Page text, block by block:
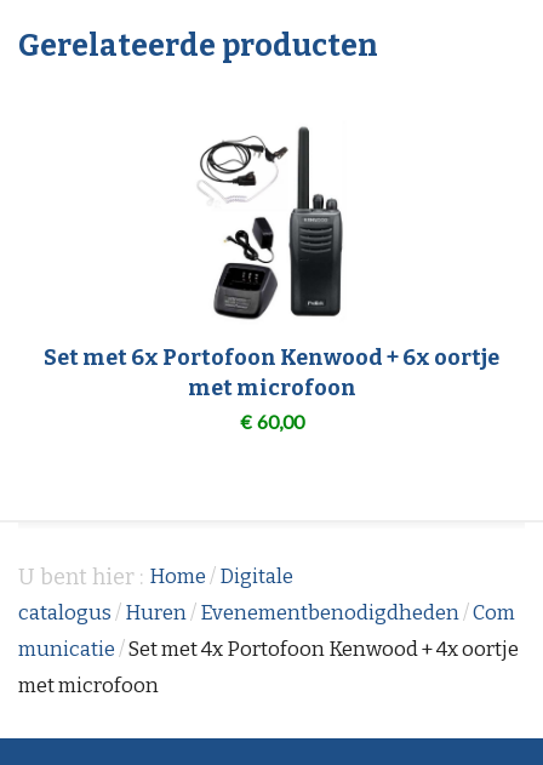
Gerelateerde producten
Set met 6x Portofoon Kenwood + 6x oortje
met microfoon
€ 60,00
U bent hier : Home / Digitale
catalogus / Huren/ Evenementbenodigdheden/Com
municatie /Set met 4x Portofoon Kenwood + 4x oortje
met microfoon